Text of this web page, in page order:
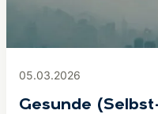
05.03.2026
Gesunde